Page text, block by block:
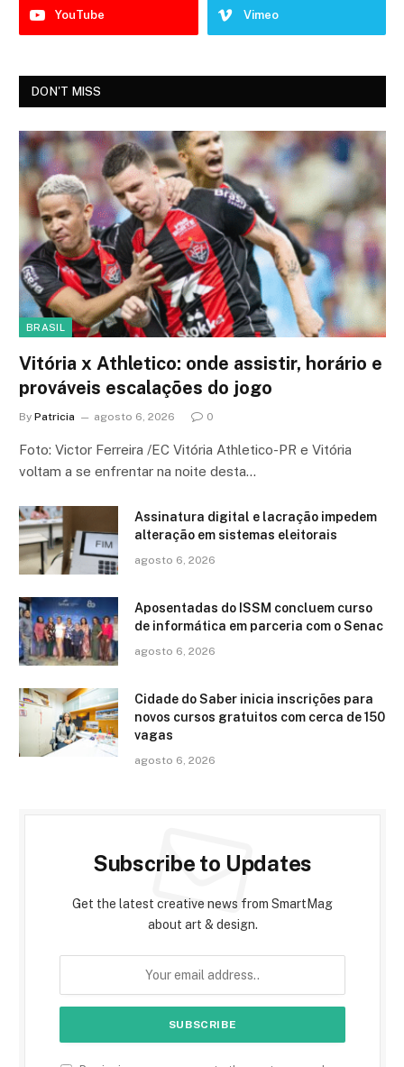
YouTube Vimeo
DON'T MISS
BRASIL
Vitória x Athletico: onde assistir, horário e
prováveis escalações do jogo
By Patricia agosto 6, 2026 0
Foto: Victor Ferreira /EC Vitória Athletico-PR e Vitória
voltam a se enfrentar na noite desta…
Assinatura digital e lacração impedem
alteração em sistemas eleitorais
agosto 6, 2026
Aposentadas do ISSM concluem curso
de informática em parceria com o Senac
agosto 6, 2026
Cidade do Saber inicia inscrições para
novos cursos gratuitos com cerca de 150
vagas
agosto 6, 2026
Subscribe to Updates
Get the latest creative news from SmartMag
about art & design.